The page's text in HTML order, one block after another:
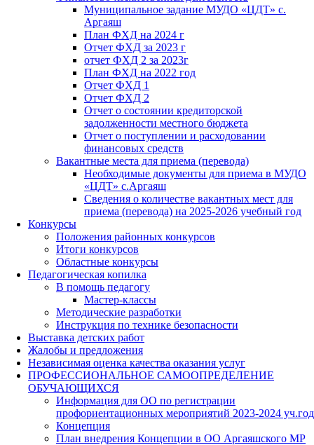
Муниципальное задание МУДО «ЦДТ» с.
Аргаяш
План ФХД на 2024 г
Отчет ФХД за 2023 г
отчет ФХД 2 за 2023г
План ФХД на 2022 год
Отчет ФХД 1
Отчет ФХД 2
Отчет о состоянии кредиторской
задолженности местного бюджета
Отчет о поступлении и расходовании
финансовых средств
Вакантные места для приема (перевода)
Необходимые документы для приема в МУДО
«ЦДТ» с.Аргаяш
Сведения о количестве вакантных мест для
приема (перевода) на 2025-2026 учебный год
Конкурсы
Положения районных конкурсов
Итоги конкурсов
Областные конкурсы
Педагогическая копилка
В помощь педагогу
Мастер-классы
Методические разработки
Инструкция по технике безопасности
Выставка детских работ
Жалобы и предложения
Независимая оценка качества оказания услуг
ПРОФЕССИОНАЛЬНОЕ САМООПРЕДЕЛЕНИЕ
ОБУЧАЮЩИХСЯ
Информация для ОО по регистрации
профориентационных мероприятий 2023-2024 уч.год
Концепция
План внедрения Концепции в ОО Аргаяшского МР